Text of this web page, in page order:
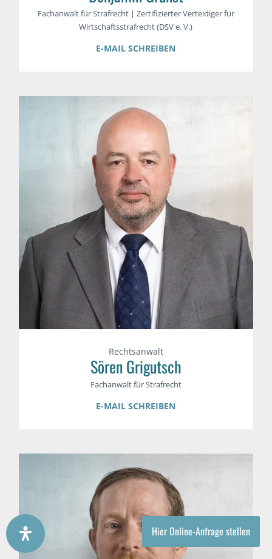
Hier Online-Anfrage stellen
Fachanwalt für Strafrecht | Zertifizierter Verteidiger für
Wirtschaftsstrafrecht (DSV e. V.)
E-MAIL SCHREIBEN
Rechtsanwalt
Sören Grigutsch
Fachanwalt für Strafrecht
E-MAIL SCHREIBEN